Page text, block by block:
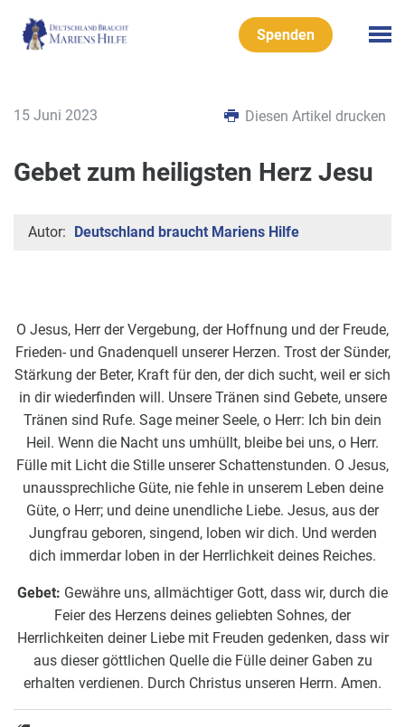
Spenden
15 Juni 2023 Diesen Artikel drucken
Gebet zum heiligsten Herz Jesu
Autor: Deutschland braucht Mariens Hilfe
O Jesus, Herr der Vergebung, der Hoffnung und der Freude,
Frieden- und Gnadenquell unserer Herzen. Trost der Sünder,
Stärkung der Beter, Kraft für den, der dich sucht, weil er sich
in dir wiederfinden will. Unsere Tränen sind Gebete, unsere
Tränen sind Rufe. Sage meiner Seele, o Herr: Ich bin dein
Heil. Wenn die Nacht uns umhüllt, bleibe bei uns, o Herr.
Fülle mit Licht die Stille unserer Schattenstunden. O Jesus,
unaussprechliche Güte, nie fehle in unserem Leben deine
Güte, o Herr; und deine unendliche Liebe. Jesus, aus der
Jungfrau geboren, singend, loben wir dich. Und werden
dich immerdar loben in der Herrlichkeit deines Reiches.
Gebet: Gewähre uns, allmächtiger Gott, dass wir, durch die
Feier des Herzens deines geliebten Sohnes, der
Herrlichkeiten deiner Liebe mit Freuden gedenken, dass wir
aus dieser göttlichen Quelle die Fülle deiner Gaben zu
erhalten verdienen. Durch Christus unseren Herrn. Amen.